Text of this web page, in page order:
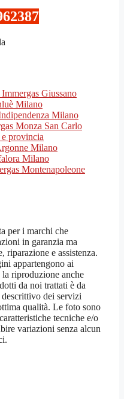
Giussano
Milano
Milano
Monza San Carlo
provincia
Milano
Milano
Montenapoleone
per i marchi che
in garanzia ma
riparazione e assistenza.
appartengono ai
riproduzione anche
da noi trattati è da
descrittivo dei servizi
qualità. Le foto sono
tecniche e/o
variazioni senza alcun